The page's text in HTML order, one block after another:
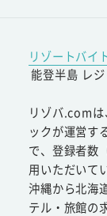
リゾートバイ
能登半島 レ
リゾバ.com
ックが運営す
で、登録者数
用いただいて
沖縄から北海
テル・旅館の